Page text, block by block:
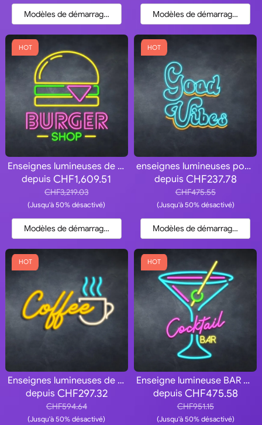
Modèles de démarrage et devis Modèles de démarrage et
HOT
Enseignes lumineuses de restaurants de hamburgers
depuisCHF1,609.51
CHF3,219.03
(Jusqu'à 50% désactivé)
Modèles de démarrage et devis
HOT
enseignes lumineuses positives
depuis CHF237.78
CHF475.55
(Jusqu'à 50% désactivé)
Modèles de démarrage et
HOT
Enseignes lumineuses de tasses à café
depuis CHF297.32
CHF594.64
(Jusqu'à 50% désactivé)
HOT
Enseigne lumineuse BAR À Cocktails
depuis CHF475.58
CHF951.15
(Jusqu'à 50% désactivé)